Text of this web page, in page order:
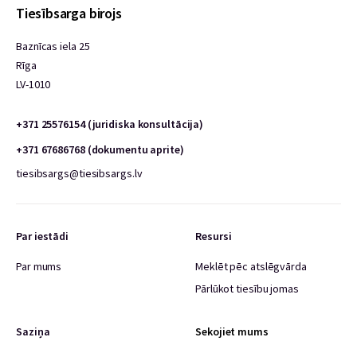
Tiesībsarga birojs
Baznīcas iela 25
Rīga
LV-1010
+371 25576154 (juridiska konsultācija)
+371 67686768 (dokumentu aprite)
tiesibsargs@tiesibsargs.lv
Par iestādi
Par mums
Resursi
Meklēt pēc atslēgvārda
Pārlūkot tiesību jomas
Saziņa Sekojiet mums